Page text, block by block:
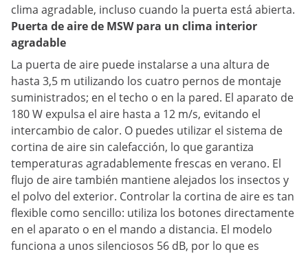
clima agradable, incluso cuando la puerta está abierta.
Puerta de aire de MSW para un clima interior
agradable
La puerta de aire puede instalarse a una altura de
hasta 3,5 m utilizando los cuatro pernos de montaje
suministrados; en el techo o en la pared. El aparato de
180 W expulsa el aire hasta a 12 m/s, evitando el
intercambio de calor. O puedes utilizar el sistema de
cortina de aire sin calefacción, lo que garantiza
temperaturas agradablemente frescas en verano. El
flujo de aire también mantiene alejados los insectos y
el polvo del exterior. Controlar la cortina de aire es tan
flexible como sencillo: utiliza los botones directamente
en el aparato o en el mando a distancia. El modelo
funciona a unos silenciosos 56 dB, por lo que es